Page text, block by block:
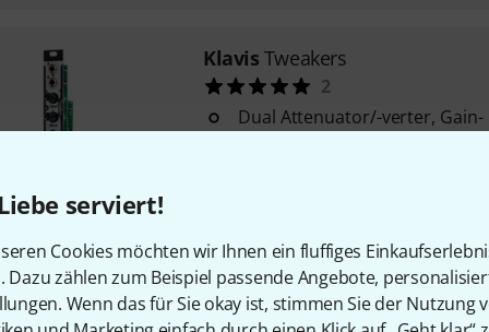
serviert!
Cookies möchten wir Ihnen ein fluffiges
Dazu zählen zum Beispiel passende Angebote,
Wenn das für Sie okay ist, stimmen Sie der Nutzung
Klavis Tweakers
2
Dual Attenuator/-verter,
Sofort lieferbar